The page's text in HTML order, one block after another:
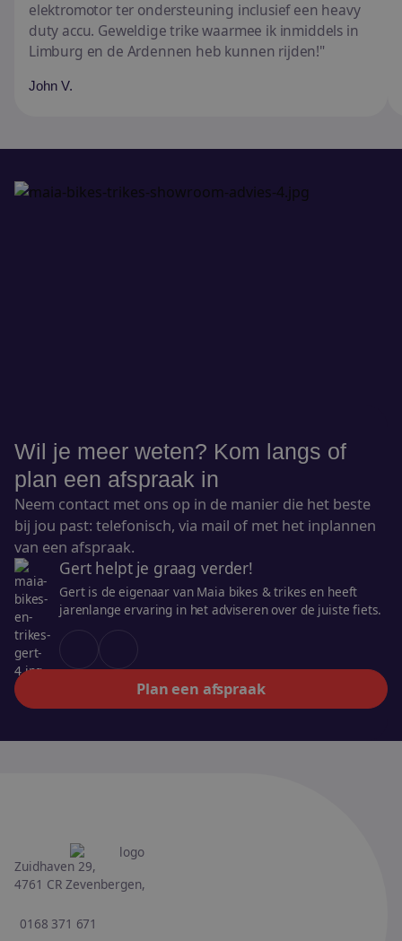
elektromotor ter ondersteuning inclusief een heavy
duty accu. Geweldige trike waarmee ik inmiddels in
Limburg en de Ardennen heb kunnen rijden!
John V.
Wil je meer weten? Kom langs of
plan een afspraak in
Neem contact met ons op in de manier die het beste
bij jou past: telefonisch, via mail of met het inplannen
van een afspraak.
Gert helpt je graag verder!
Gert is de eigenaar van Maia bikes & trikes en heeft
jarenlange ervaring in het adviseren over de juiste fiets.
Plan een afspraak
Zuidhaven 29,
4761 CR Zevenbergen,
0168 371 671